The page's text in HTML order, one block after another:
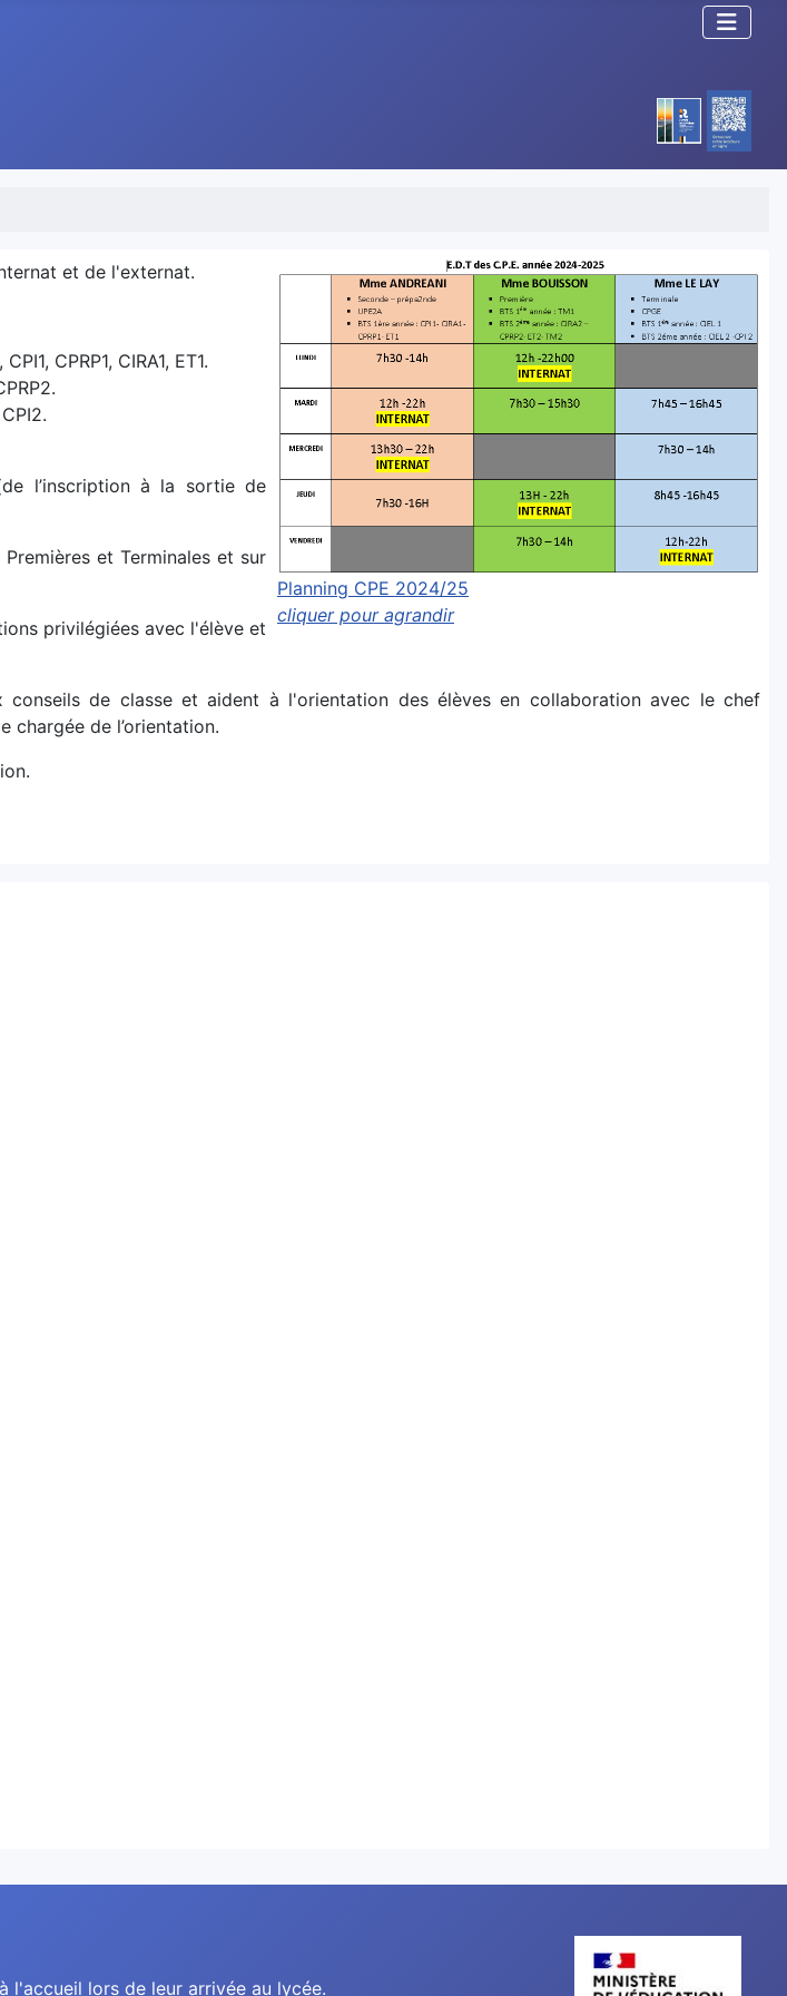
Planning CPE 2024/25
cliquer pour agrandir
et de l'externat.
CPRP1, CIRA1, ET1.
l’inscription à la sortie de
et Terminales et sur
privilégiées avec l'élève et
de classe et aident à l'orientation des élèves en collaboration avec le chef
chargée de l’orientation.
l'accueil lors de leur arrivée au lycée.